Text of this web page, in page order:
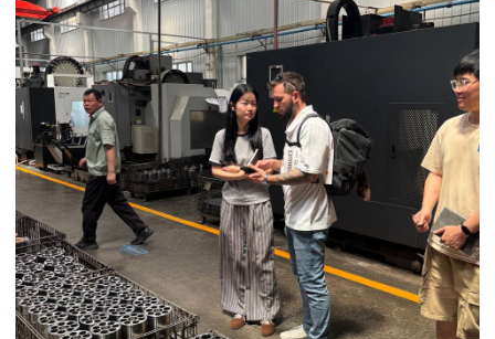
ИНДИВИДУАЛЬНЫЕ УСЛУГИ
Выгодные условия
Сертификация грузов
Консолидация грузов
Сопровождение грузов
Таможенное оформление
Страхование груза
Временное хранение
Организация производства
Проверка качества товара
Оплата и переговоры
с поставщиком
Инспекция поставщика
Товары для маркетплейсов